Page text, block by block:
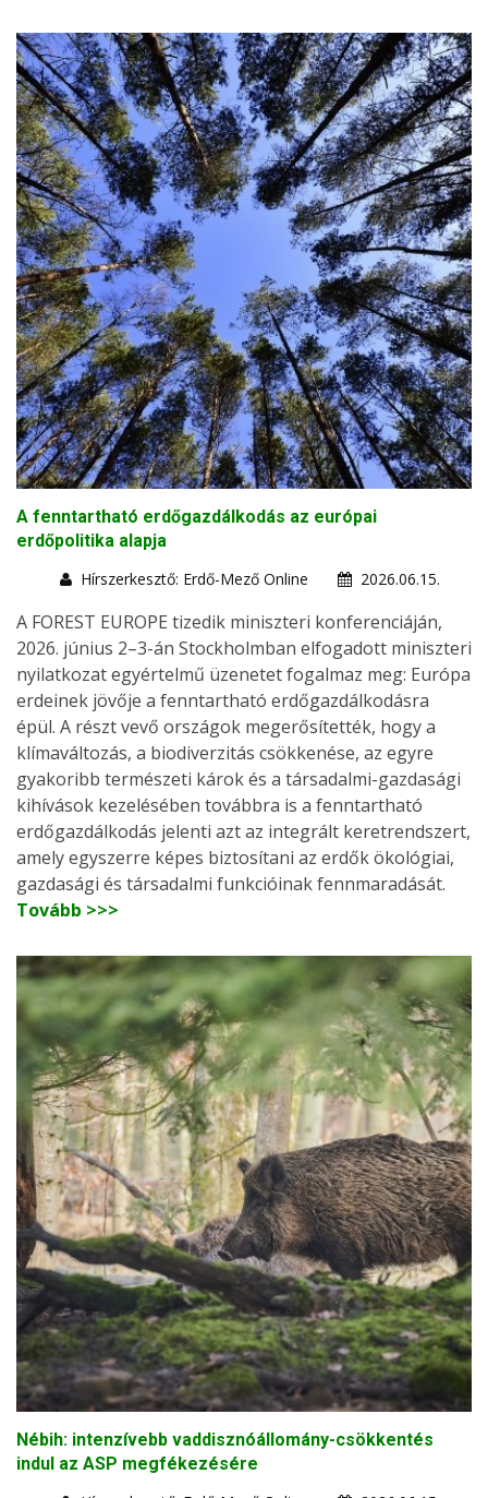
A fenntartható erdőgazdálkodás az európai
erdőpolitika alapja
Hírszerkesztő: Erdő-Mező Online
2026.06.15.
A FOREST EUROPE tizedik miniszteri konferenciáján,
2026. június 2–3-án Stockholmban elfogadott miniszteri
nyilatkozat egyértelmű üzenetet fogalmaz meg: Európa
erdeinek jövője a fenntartható erdőgazdálkodásra
épül. A részt vevő országok megerősítették, hogy a
klímaváltozás, a biodiverzitás csökkenése, az egyre
gyakoribb természeti károk és a társadalmi-gazdasági
kihívások kezelésében továbbra is a fenntartható
erdőgazdálkodás jelenti azt az integrált keretrendszert,
amely egyszerre képes biztosítani az erdők ökológiai,
gazdasági és társadalmi funkcióinak fennmaradását.
Tovább >>>
Nébih: intenzívebb vaddisznóállomány-csökkentés
indul az ASP megfékezésére